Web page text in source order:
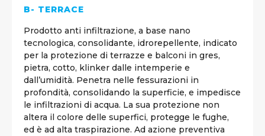
B- TERRACE
Prodotto anti infiltrazione, a base nano
tecnologica, consolidante, idrorepellente, indicato
per la protezione di terrazze e balconi in gres,
pietra, cotto, klinker dalle intemperie e
dall’umidità. Penetra nelle fessurazioni in
profondità, consolidando la superficie, e impedisce
le infiltrazioni di acqua. La sua protezione non
altera il colore delle superfici, protegge le fughe,
ed è ad alta traspirazione. Ad azione preventiva